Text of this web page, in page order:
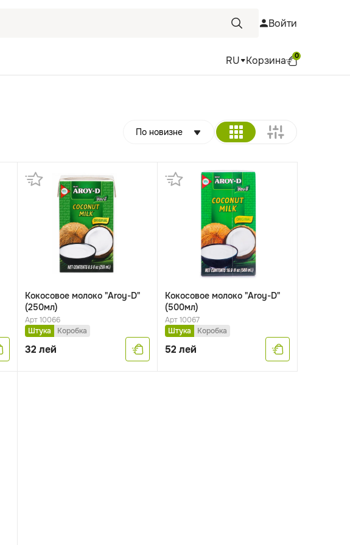
Войти
RU Корзина 0
По новизне
Кокосовое молоко "Aroy-D"
(250мл)
Арт 10066
Штука
Коробка
32 лей
Кокосовое молоко "Aroy-D"
(500мл)
Арт 10067
Штука
Коробка
52 лей